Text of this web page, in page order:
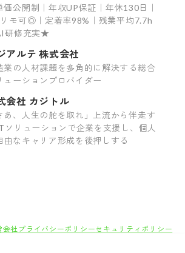
公開制｜年収UP保証｜年休130日｜
モ可◎｜定着率98%｜残業平均7.7h
研修充実★
アルテ 株式会社
業の人材課題を多角的に解決する総合
ューションプロバイダー
会社 カジトル
あ、人生の舵を取れ」上流から伴走す
ソリューションで企業を支援し、個人
由なキャリア形成を後押しする
会社 プライバシーポリシーセキュリティポリシー